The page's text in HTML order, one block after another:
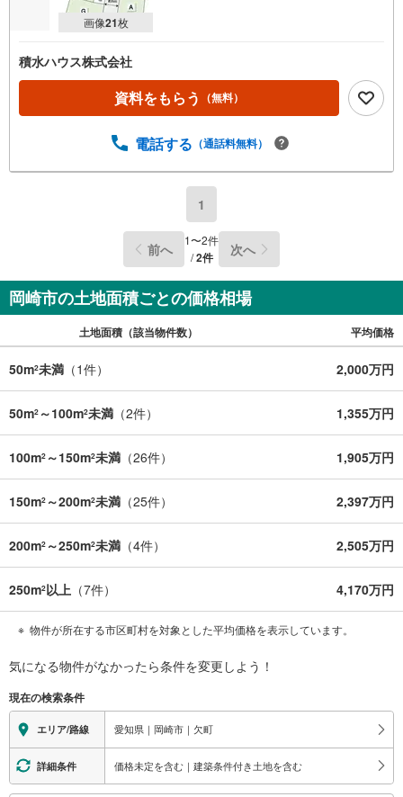
画像21枚
積水ハウス株式会社
資料をもらう （無料）
電話する （通話料無料）
1
前へ 1〜2件
/2件 次へ
岡崎市の土地面積ごとの価格相場
土地面積（該当物件数） 平均価格
50m2未満 （1件） 2,000万円
50m2 ～100m2未満 （2件） 1,355万円
100m2 ～150m2未満 （26件） 1,905万円
150m2 ～200m2未満 （25件） 2,397万円
200m2 ～250m2未満 （4件） 2,505万円
250m2以上 （7件） 4,170万円
物件が所在する市区町村を対象とした平均価格を表示しています。
気になる物件がなかったら条件を変更しよう！
現在の検索条件
エリア/路線 愛知県｜岡崎市｜欠町
詳細条件 価格未定を含む｜建築条件付き土地を含む